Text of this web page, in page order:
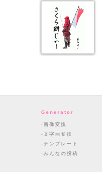
Generator
画像変換
文字画変換
テンプレート
みんなの投稿